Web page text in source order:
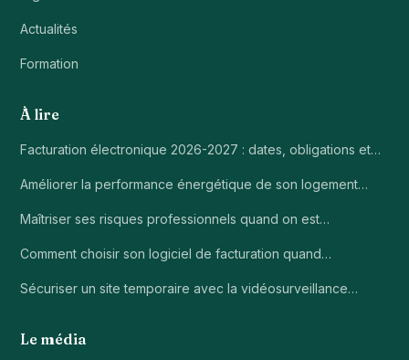
Actualités
Formation
À lire
Facturation électronique 2026-2027 : dates, obligations et…
Améliorer la performance énergétique de son logement…
Maîtriser ses risques professionnels quand on est…
Comment choisir son logiciel de facturation quand…
Sécuriser un site temporaire avec la vidéosurveillance…
Le média